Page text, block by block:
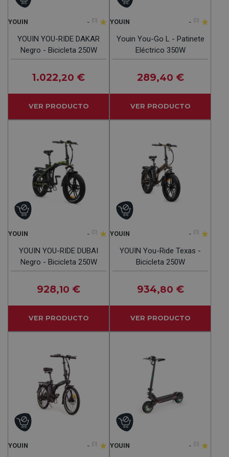
YOUIN - (0)
YOUIN YOU-RIDE DAKAR
Negro - Bicicleta 250W
1.022,20 €
VER PRODUCTO
YOUIN - (0)
Youin You-Go L - Patinete
Eléctrico 350W
289,40 €
VER PRODUCTO
YOUIN - (0)
YOUIN YOU-RIDE DUBAI
Negro - Bicicleta 250W
928,10 €
VER PRODUCTO
YOUIN - (0)
YOUIN You-Ride Texas -
Bicicleta 250W
934,80 €
VER PRODUCTO
YOUIN - (0) YOUIN - (0)